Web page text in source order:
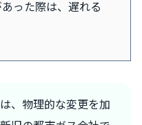
った際は、遅れる
、物理的な変更を加